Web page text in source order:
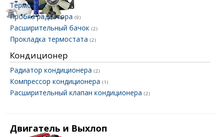
Термостат(6)
Пробка радиатора (9)
Расширительный бачок (2)
Прокладка термостата (2)
Кондиционер
Радиатор кондиционера (2)
Компрессор кондиционера (1)
Расширительный клапан кондиционера (2)
Двигатель и Выхлоп